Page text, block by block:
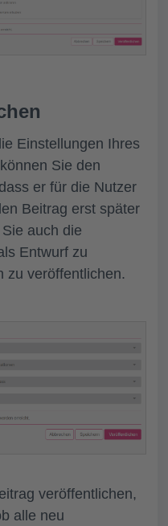
Einstellungen Ihres
Sie den
er für die Nutzer
Beitrag erst später
auch die
Entwurf zu
zu veröffentlichen.
veröffentlichen,
alle neu